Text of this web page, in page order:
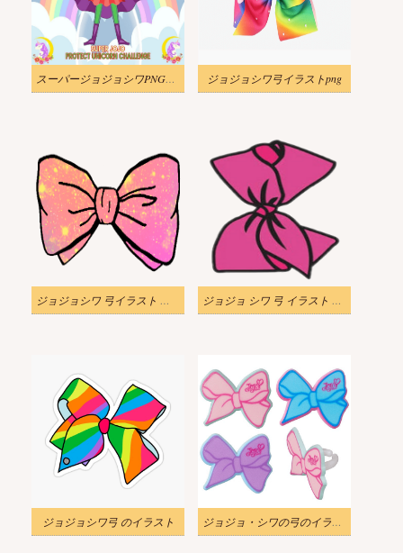
スーパージョジョシワPNGイラスト ジョジョシワ弓イラストpng
ジョジョシワ 弓イラスト 透明1 ジョジョ シワ 弓 イラスト 透明
ジョジョシワ弓 のイラスト ジョジョ・シワの弓のイラスト